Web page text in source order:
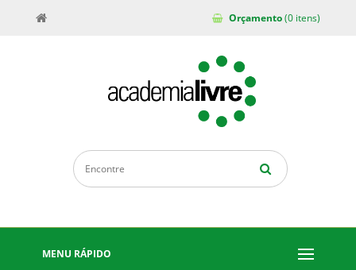
Orçamento(0 itens)
MENU RÁPIDO